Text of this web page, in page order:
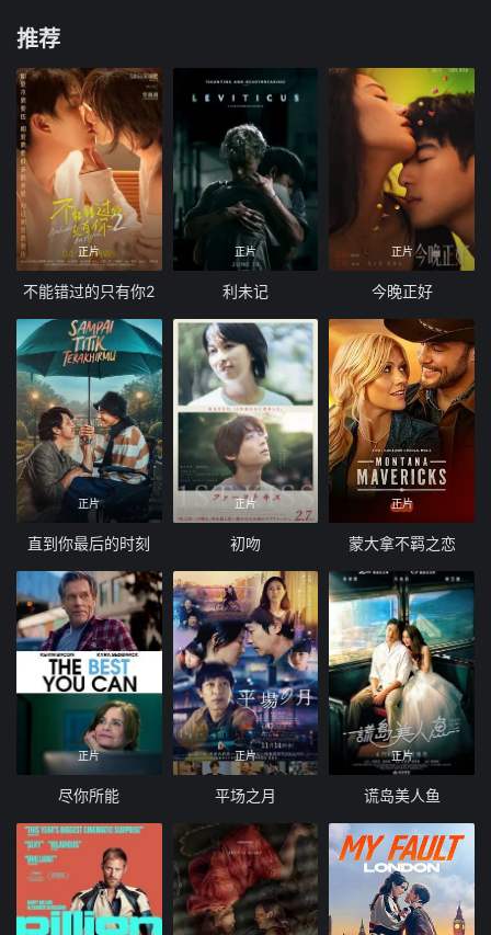
推荐
正片
不能错过的只有你2
正片
利未记
正片
今晚正好
正片
直到你最后的时刻
正片
初吻
正片
蒙大拿不羁之恋
正片
尽你所能
正片
平场之月
正片
谎岛美人鱼